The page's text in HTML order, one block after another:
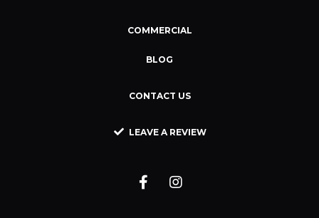
COMMERCIAL
BLOG
CONTACT US
LEAVE A REVIEW